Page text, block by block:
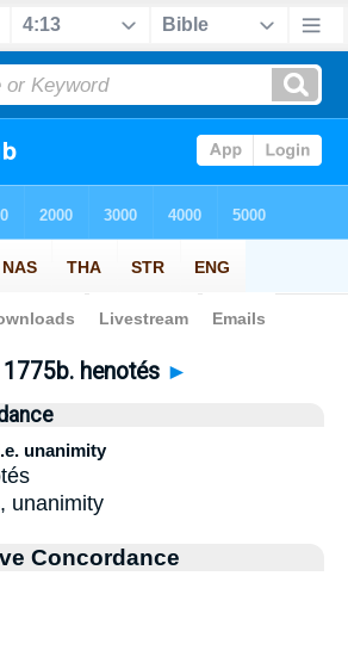
Bible> Strong's >Greek > 1775b
1775b. henotés ►
unanimity
unanimity
Concordance